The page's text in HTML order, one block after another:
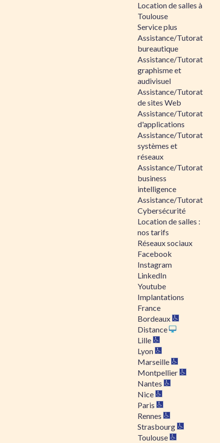
Location de salles à
Toulouse
Service plus
Assistance/Tutorat
bureautique
Assistance/Tutorat
graphisme et
audivisuel
Assistance/Tutorat
de sites Web
Assistance/Tutorat
d'applications
Assistance/Tutorat
systèmes et
réseaux
Assistance/Tutorat
business
intelligence
Assistance/Tutorat
Cybersécurité
Location de salles :
nos tarifs
Réseaux sociaux
Facebook
Instagram
LinkedIn
Youtube
Implantations
France
Bordeaux
Distance
Lille
Lyon
Marseille
Montpellier
Nantes
Nice
Paris
Rennes
Strasbourg
Toulouse